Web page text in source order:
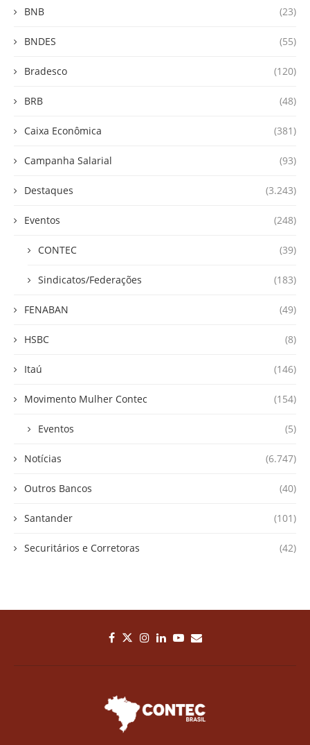
BNB (23)
BNDES (55)
Bradesco (120)
BRB (48)
Caixa Econômica (381)
Campanha Salarial (93)
Destaques (3.243)
Eventos (248)
CONTEC (39)
Sindicatos/Federações (183)
FENABAN (49)
HSBC (8)
Itaú (146)
Movimento Mulher Contec (154)
Eventos (5)
Notícias (6.747)
Outros Bancos (40)
Santander (101)
Securitários e Corretoras (42)